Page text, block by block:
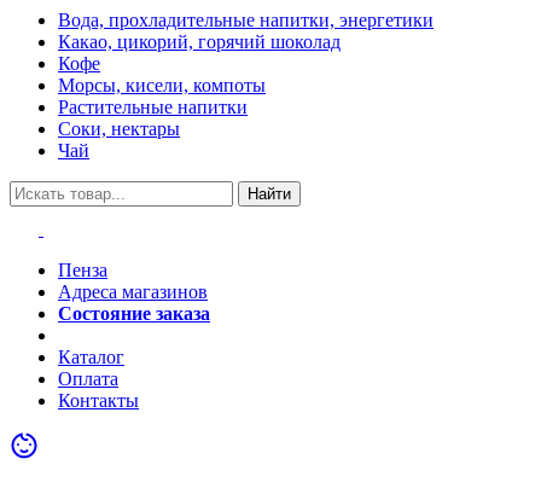
Вода, прохладительные напитки, энергетики
Какао, цикорий, горячий шоколад
Кофе
Морсы, кисели, компоты
Растительные напитки
Соки, нектары
Чай
Найти
Пенза
Адреса магазинов
Состояние заказа
Каталог
Оплата
Контакты